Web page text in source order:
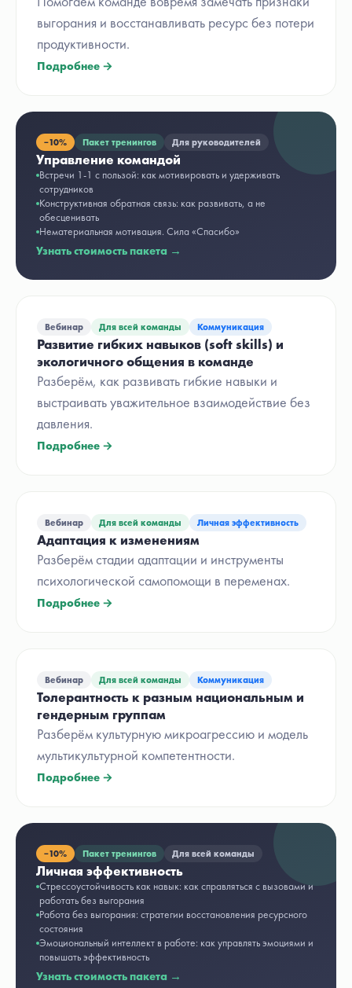
выгорания и восстанавливать ресурс без потери
продуктивности.
Подробнее →
Вебинар Для всей команды Коммуникация
Развитие гибких навыков (soft skills) и
экологичного общения в команде
Разберём, как развивать гибкие навыки и
выстраивать уважительное взаимодействие без
давления.
Подробнее →
Вебинар Для всей команды Личная эффективность
Адаптация к изменениям
Разберём стадии адаптации и инструменты
психологической самопомощи в переменах.
Подробнее →
Вебинар Для всей команды Коммуникация
Толерантность к разным национальным и
гендерным группам
Разберём культурную микроагрессию и модель
мультикультурной компетентности.
Подробнее →
−10% Пакет тренингов Для всей команды
Личная эффективность
Стрессоустойчивость как навык: как справляться с вызовами и
работать без выгорания
Работа без выгорания: стратегии восстановления ресурсного
состояния
Эмоциональный интеллект в работе: как управлять эмоциями и
повышать эффективность
Узнать стоимость пакета →
−10% Пакет тренингов Для руководителей
Управление командой
Встречи 1-1 с пользой: как мотивировать и удерживать
сотрудников
Конструктивная обратная связь: как развивать, а не
обесценивать
Нематериальная мотивация. Сила «Спасибо»
Узнать стоимость пакета →